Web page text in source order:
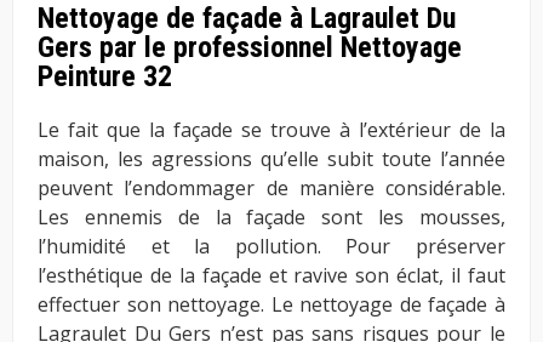
Nettoyage de façade à Lagraulet Du
Gers par le professionnel Nettoyage
Peinture 32
Le fait que la façade se trouve à l’extérieur de la
maison, les agressions qu’elle subit toute l’année
peuvent l’endommager de manière considérable.
Les ennemis de la façade sont les mousses,
l’humidité et la pollution. Pour préserver
l’esthétique de la façade et ravive son éclat, il faut
effectuer son nettoyage. Le nettoyage de façade à
Lagraulet Du Gers n’est pas sans risques pour le